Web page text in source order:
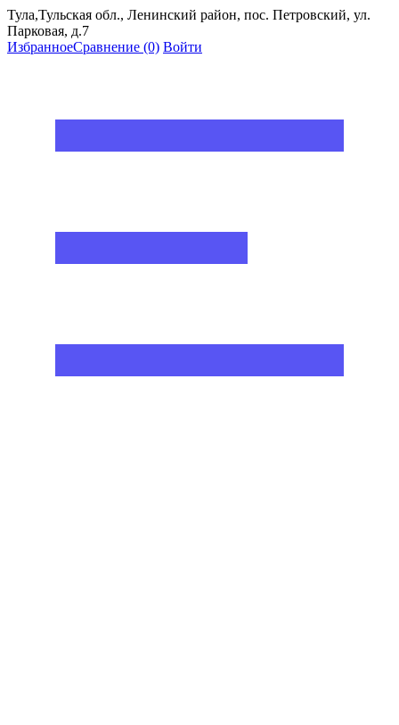
Тула,Тульская обл., Ленинский район, пос. Петровский, ул.
Парковая, д.7
ИзбранноеСравнение (0) Войти